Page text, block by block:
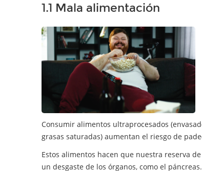
1.1 Mala alimentación
Consumir alimentos ultraprocesados
grasas saturadas) aumentan el riesgo de
Estos alimentos hacen que nuestra reserva
un desgaste de los órganos, como el páncreas.